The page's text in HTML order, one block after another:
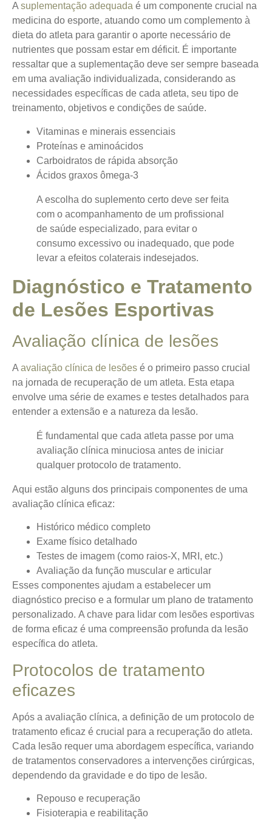
Asuplementação adequada é um componente crucial na
medicina do esporte, atuando como um complemento à
dieta do atleta para garantir o aporte necessário de
nutrientes que possam estar em déficit. É importante
ressaltar que a suplementação deve ser sempre baseada
em uma avaliação individualizada, considerando as
necessidades específicas de cada atleta, seu tipo de
treinamento, objetivos e condições de saúde.
Vitaminas e minerais essenciais
Proteínas e aminoácidos
Carboidratos de rápida absorção
Ácidos graxos ômega-3
A escolha do suplemento certo deve ser feita
com o acompanhamento de um profissional
de saúde especializado, para evitar o
consumo excessivo ou inadequado, que pode
levar a efeitos colaterais indesejados.
Diagnóstico e Tratamento
de Lesões Esportivas
Avaliação clínica de lesões
A avaliação clínica de lesões é o primeiro passo crucial
na jornada de recuperação de um atleta. Esta etapa
envolve uma série de exames e testes detalhados para
entender a extensão e a natureza da lesão.
É fundamental que cada atleta passe por uma
avaliação clínica minuciosa antes de iniciar
qualquer protocolo de tratamento.
Aqui estão alguns dos principais componentes de uma
avaliação clínica eficaz:
Histórico médico completo
Exame físico detalhado
Testes de imagem (como raios-X, MRI, etc.)
Avaliação da função muscular e articular
Esses componentes ajudam a estabelecer um
diagnóstico preciso e a formular um plano de tratamento
personalizado. A chave para lidar com lesões esportivas
de forma eficaz é uma compreensão profunda da lesão
específica do atleta.
Protocolos de tratamento
eficazes
Após a avaliação clínica, a definição de um protocolo de
tratamento eficaz é crucial para a recuperação do atleta.
Cada lesão requer uma abordagem específica, variando
de tratamentos conservadores a intervenções cirúrgicas,
dependendo da gravidade e do tipo de lesão.
Repouso e recuperação
Fisioterapia e reabilitação